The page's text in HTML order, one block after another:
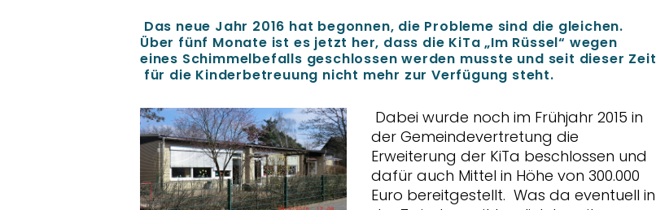
Das neue Jahr 2016 hat begonnen, die Probleme sind die gleichen.
Über fünf Monate ist es jetzt her, dass die KiTa „Im Rüssel“ wegen
eines Schimmelbefalls geschlossen werden musste und seit dieser Zeit
für die Kinderbetreuung nicht mehr zur Verfügung steht.
Dabei wurde noch im Frühjahr 2015 in
der Gemeindevertretung die
Erweiterung der KiTa beschlossen und
dafür auch Mittel in Höhe von 300.000
Euro bereitgestellt. Was da eventuell in